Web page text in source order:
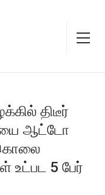
திடீர்
ஆட்டோ
கொலை
உட்பட 5 பேர்